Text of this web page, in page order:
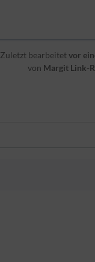
Zuletzt bearbeitetvor
von Margit Link-